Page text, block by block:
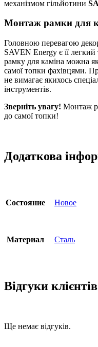
механізмом гільйотини
Монтаж рамки для
Головною перевагою
SAVEN Energy є її
рамку для каміна можна
самої топки фахівцями.
не вимагає якихось
інструментів.
Зверніть увагу! Монтаж
до самої топки!
Додаткова
Состояние Новое
Материал Сталь
Відгуки клієнтів
Ще немає відгуків.